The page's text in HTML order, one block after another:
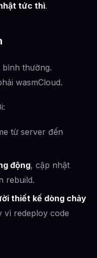
tức thì.
thường.
wasmCloud.
từ server đến
động, cập nhật
rebuild.
thiết kế dòng chảy
vì redeploy code